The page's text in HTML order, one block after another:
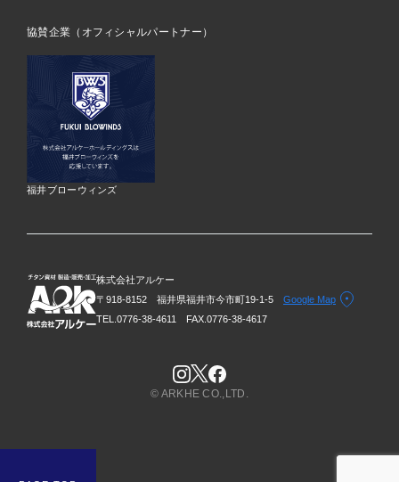
協賛企業（オフィシャルパートナー）
福井ブローウィンズ
株式会社アルケー
〒918-8152 福井県福井市今市町19-1-5Google Map
TEL.0776-38-4611
FAX.0776-38-4617
© ARKHE CO.,LTD.